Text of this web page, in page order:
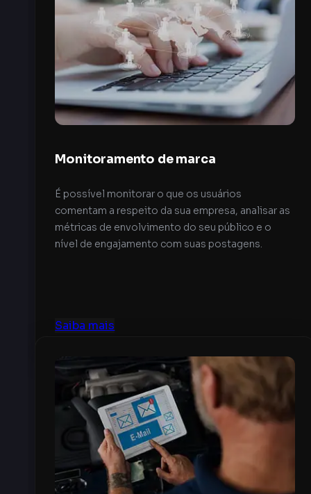
Monitoramento de marca
É possível monitorar o que os usuários
comentam a respeito da sua empresa, analisar as
métricas de envolvimento do seu público e o
nível de engajamento com suas postagens.
Saiba mais